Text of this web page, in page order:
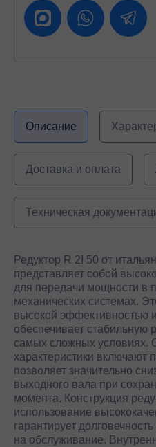
Описание
Доставка и оплата
Техническая
Редуктор R 2I 50 от
представляет собой
для передачи мощности в
механических системах.
высокой эффективностью
обеспечивает стабильную
самых сложных условиях.
характеристики включают
позволяет значительно
выходного вала при
момента. Конструкция
использование
гарантирует
на обслуживание.